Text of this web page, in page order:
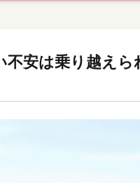
不安は乗り越え